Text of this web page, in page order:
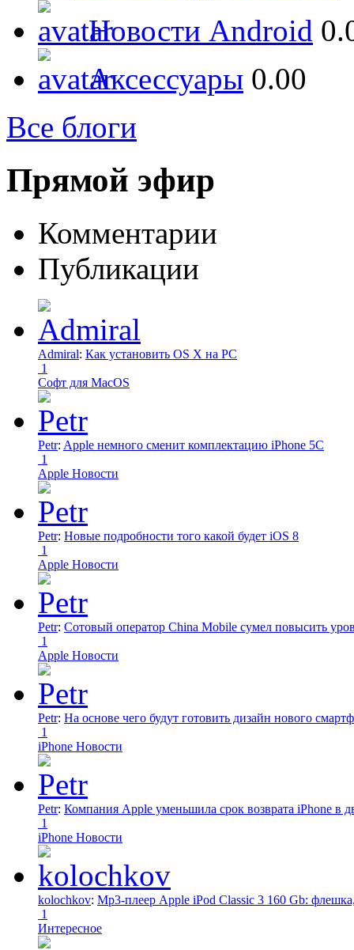
Новости Android
Аксессуары 0.00
Все блоги
Прямой эфир
Комментарии
Публикации
Admiral: Как установить OS X на PC
1
Софт для MacOS
Petr: Apple немного сменит комплектацию iPhone 5C
1
Apple Новости
Petr: Новые подробности того какой будет iOS 8
1
Apple Новости
Petr: Сотовый оператор China Mobile сумел повысить
1
Apple Новости
Petr: На основе чего будут готовить дизайн нового
1
iPhone Новости
Petr: Компания Apple уменьшила срок возврата iPhone в
1
iPhone Новости
kolochkov: Mp3-плеер Apple iPod Classic 3 160 Gb:
1
Интересное